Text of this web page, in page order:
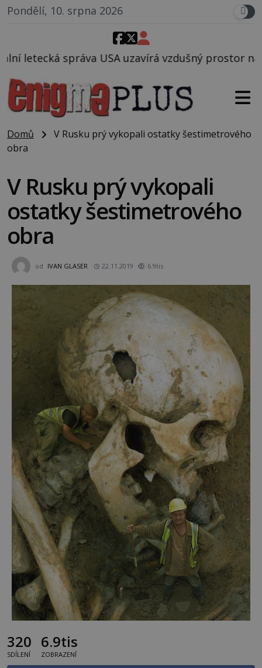
Pondělí, 10. srpna 2026
vzdušný prostor nad Oblastí 51, mohlo to
Domů
V Rusku prý vykopali ostatky šestimetrového
obra
V Rusku prý vykopali
ostatky šestimetrového
obra
od IVAN GLASER 22.11.2019 6.9tis
320
SDÍLENÍ
6.9tis
ZOBRAZENÍ